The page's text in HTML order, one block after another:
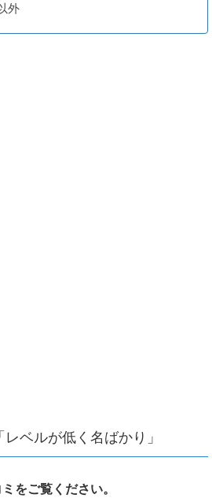
外
ベルが低く名ばかり」
をご覧ください。